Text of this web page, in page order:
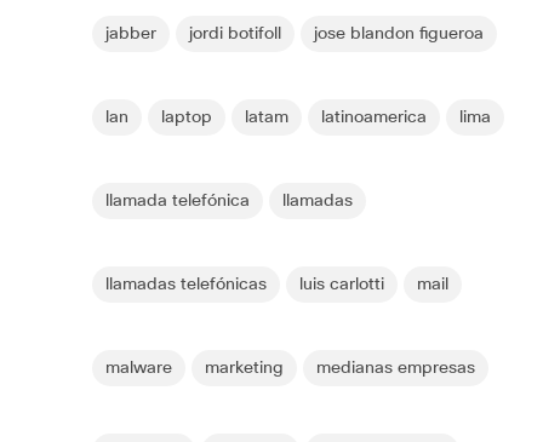
jabber jordi botifoll jose blandon figueroa
lan laptop latam latinoamerica lima
llamada telefónica llamadas
llamadas telefónicas luis carlotti mail
malware marketing medianas empresas